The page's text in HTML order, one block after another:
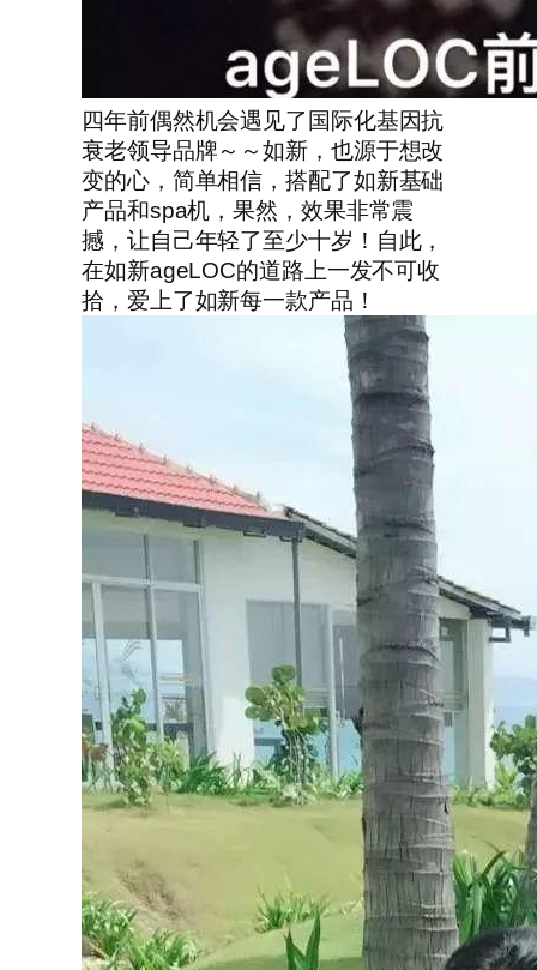
四年前偶然机会遇见了国际化基因抗
衰老领导品牌～～如新，也源于想改
变的心，简单相信，搭配了如新基础
产品和spa机，果然，效果非常震
撼，让自己年轻了至少十岁！自此，
在如新ageLOC的道路上一发不可收
拾，爱上了如新每一款产品！